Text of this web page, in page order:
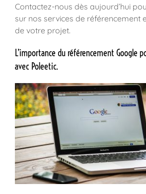
Contactez-nous dès aujourd’hui
sur nos services de référencement
de votre projet.
L’importance du référencement Google
avec Poleetic.